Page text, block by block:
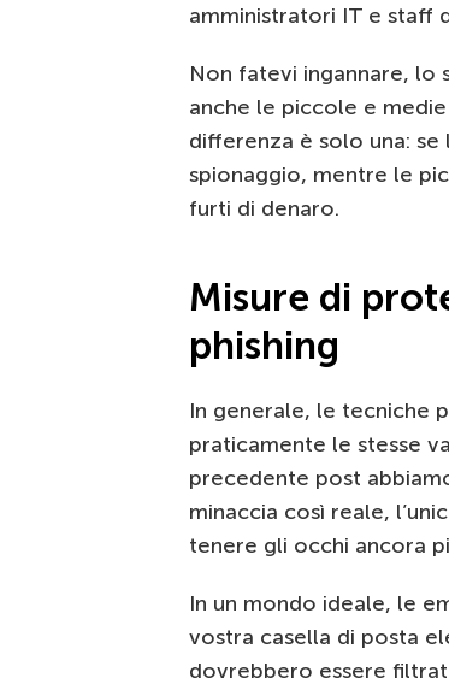
amministratori IT e staff
Non fatevi ingannare, lo
anche le piccole e
differenza è solo una:
spionaggio, mentre le
furti di denaro.
Misure di
phishing
In generale, le tecniche
praticamente le stesse
precedente post
minaccia così reale,
tenere gli occhi ancora
In un mondo ideale, le
vostra casella di posta
dovrebbero essere